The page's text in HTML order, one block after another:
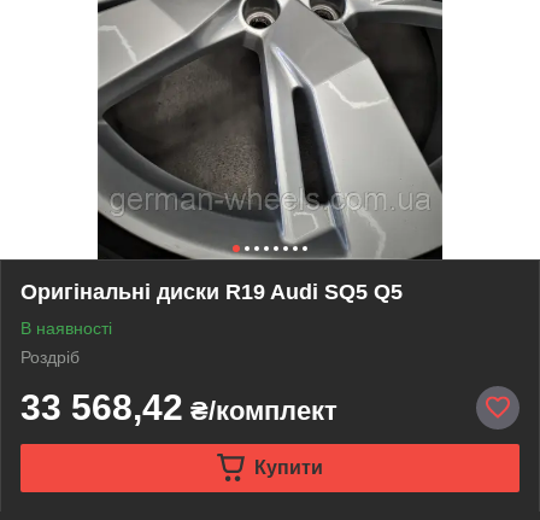
Оригінальні диски R19 Audi SQ5 Q5
В наявності
Роздріб
33 568,42 ₴/комплект
Купити